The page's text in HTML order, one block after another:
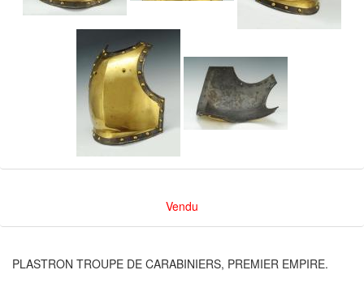
Vendu
PLASTRON TROUPE DE CARABINIERS, PREMIER EMPIRE.